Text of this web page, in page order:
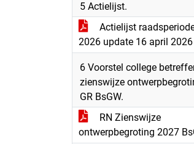
5 Actielijst.
Actielijst
2026 update 16 april 2026
6 Voorstel college
zienswijze
GR BsGW.
RN Zienswijze
ontwerpbegroting 2027